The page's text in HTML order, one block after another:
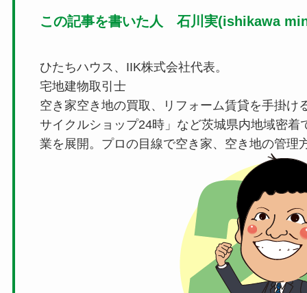
この記事を書いた人 石川実(ishikawa
ひたちハウス、IIK株式会社代表。
宅地建物取引士
空き家空き地の買取、リフォーム賃貸を手掛け
サイクルショップ24時」など茨城県内地域密
業を展開。プロの目線で空き家、空き地の管理